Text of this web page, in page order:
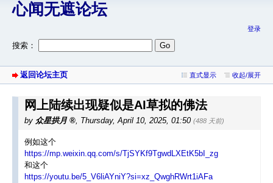
心闻无遮论坛
登录
搜索：
返回论坛主页 直式显示 收起/展开
网上陆续出现疑似是AI草拟的佛法
by 众星拱月 , Thursday, April 10, 2025, 01:50 (488 天前)
例如这个
https://mp.weixin.qq.com/s/TjSYKf9TgwdLXEtK5bI_zg
和这个
https://youtu.be/5_V6liAYniY?si=xz_QwghRWrt1iAFa